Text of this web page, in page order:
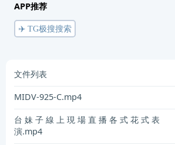
APP推荐
✈️ TG极搜搜索
文件列表
MIDV-925-C.mp4
台 妹 子 線 上 現 場 直 播 各 式 花 式 表
演.mp4